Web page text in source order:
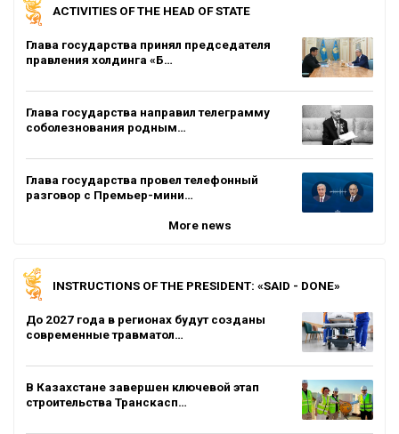
ACTIVITIES OF THE HEAD OF STATE
Глава государства принял председателя
правления холдинга «Б…
Глава государства направил телеграмму
соболезнования родным…
Глава государства провел телефонный
разговор с Премьер-мини…
More news
INSTRUCTIONS OF THE PRESIDENT: «SAID - DONE»
До 2027 года в регионах будут созданы
современные травматол…
В Казахстане завершен ключевой этап
строительства Транскасп…